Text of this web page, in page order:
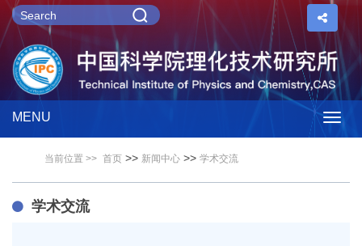
MENU
当前位置 >> 首页 >> 新闻中心 >> 学术交流
学术交流